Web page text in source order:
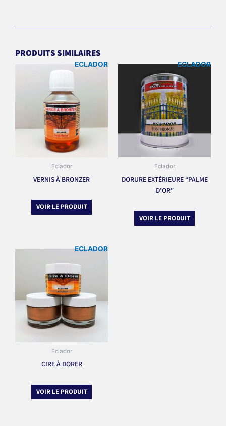
PRODUITS SIMILAIRES
ECLADOR
Eclador
VERNIS À BRONZER
VOIR LE PRODUIT
ECLADOR
Eclador
DORURE EXTÉRIEURE “PALME
D’OR”
VOIR LE PRODUIT
ECLADOR
Eclador
CIRE À DORER
VOIR LE PRODUIT